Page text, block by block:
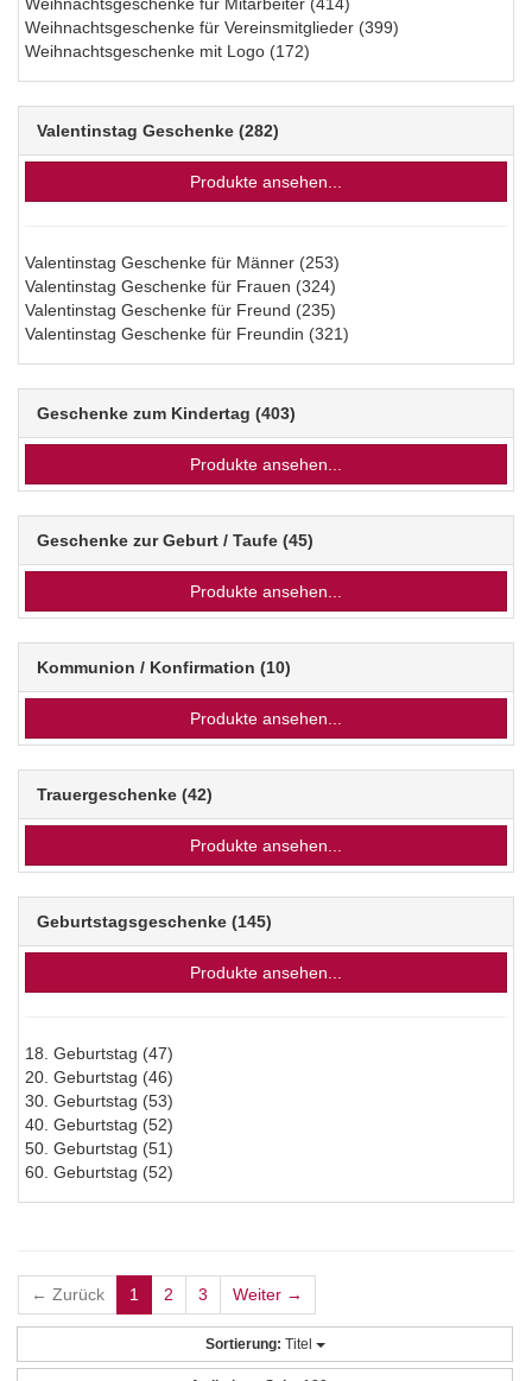
Weihnachtsgeschenke für Vereinsmitglieder (399)
Weihnachtsgeschenke mit Logo (172)
Valentinstag Geschenke (282)
Produkte ansehen...
Valentinstag Geschenke für Männer (253)
Valentinstag Geschenke für Frauen (324)
Valentinstag Geschenke für Freund (235)
Valentinstag Geschenke für Freundin (321)
Geschenke zum Kindertag (403)
Produkte ansehen...
Geschenke zur Geburt / Taufe (45)
Produkte ansehen...
Kommunion / Konfirmation (10)
Produkte ansehen...
Trauergeschenke (42)
Produkte ansehen...
Geburtstagsgeschenke (145)
Produkte ansehen...
18. Geburtstag (47)
20. Geburtstag (46)
30. Geburtstag (53)
40. Geburtstag (52)
50. Geburtstag (51)
60. Geburtstag (52)
← Zurück 1 2 3 Weiter →
Sortierung: Titel